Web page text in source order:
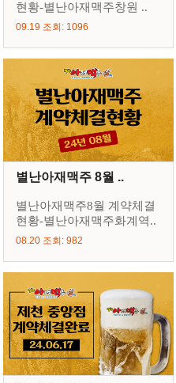
현황-별난아재맥주창원 ..
09.19 조회: 1096
별난아재맥주 8월 ..
별난아재맥주8월 계약체결
현황-별난아재맥주화계역..
08.20 조회: 982